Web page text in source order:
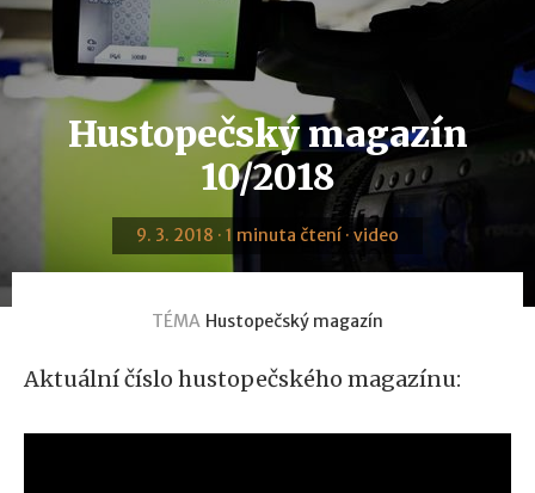
Hustopečský magazín
10/2018
9. 3. 2018 · 1 minuta čtení · video
TÉMA Hustopečský magazín
Aktuální číslo hustopečského magazínu: